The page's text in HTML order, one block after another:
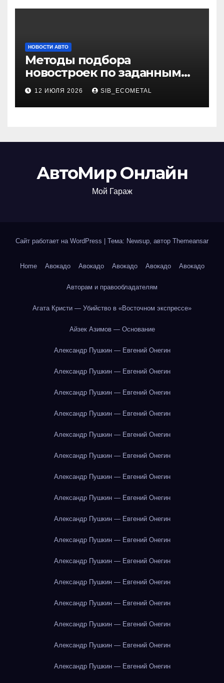
НОВОСТИ АВТО
Методы подбора
новостроек по заданным
критериям
12 ИЮЛЯ 2026 SIB_ECOMETAL
АвтоМир Онлайн
Мой Гараж
Сайт работает на WordPress Тема: Newsup, автор Themeansar
Home Авокадо Авокадо Авокадо Авокадо Авокадо
Авторам и правообладателям
Агата Кристи — Убийство в «Восточном экспрессе»
Айзек Азимов — Основание
Александр Пушкин — Евгений Онегин
Александр Пушкин — Евгений Онегин
Александр Пушкин — Евгений Онегин
Александр Пушкин — Евгений Онегин
Александр Пушкин — Евгений Онегин
Александр Пушкин — Евгений Онегин
Александр Пушкин — Евгений Онегин
Александр Пушкин — Евгений Онегин
Александр Пушкин — Евгений Онегин
Александр Пушкин — Евгений Онегин
Александр Пушкин — Евгений Онегин
Александр Пушкин — Евгений Онегин
Александр Пушкин — Евгений Онегин
Александр Пушкин — Евгений Онегин
Александр Пушкин — Евгений Онегин
Александр Пушкин — Евгений Онегин